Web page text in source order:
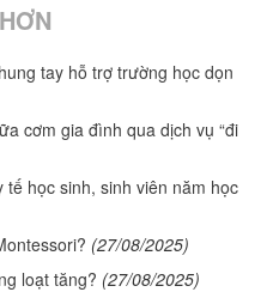
tay hỗ trợ trường học dọn
cơm gia đình qua dịch vụ “đi
học sinh, sinh viên năm học
(27/08/2025)
loạt tăng? (27/08/2025)